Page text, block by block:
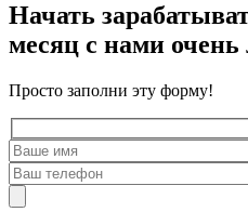
Начать
месяц с нами очень
Просто заполни эту форму!